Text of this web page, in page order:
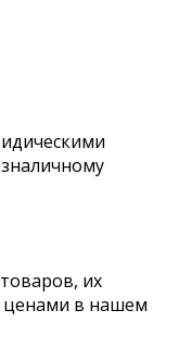
их
ценами в нашем